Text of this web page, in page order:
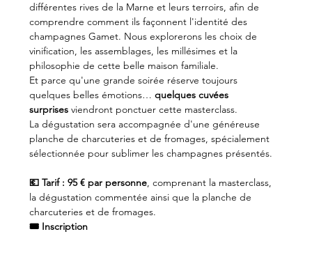
différentes rives de la Marne et leurs terroirs, afin de
comprendre comment ils façonnent l'identité des
champagnes Gamet. Nous explorerons les choix de
vinification, les assemblages, les millésimes et la
philosophie de cette belle maison familiale.
Et parce qu'une grande soirée réserve toujours
quelques belles émotions… quelques cuvées
surprises viendront ponctuer cette masterclass.
La dégustation sera accompagnée d'une généreuse
planche de charcuteries et de fromages, spécialement
sélectionnée pour sublimer les champagnes présentés.
💶 Tarif : 95 € par personne, comprenant la masterclass,
la dégustation commentée ainsi que la planche de
charcuteries et de fromages.
🎟️ Inscription